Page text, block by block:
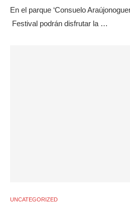
En el parque ‘Consuelo
Festival podrán disfrutar la …
UNCATEGORIZED